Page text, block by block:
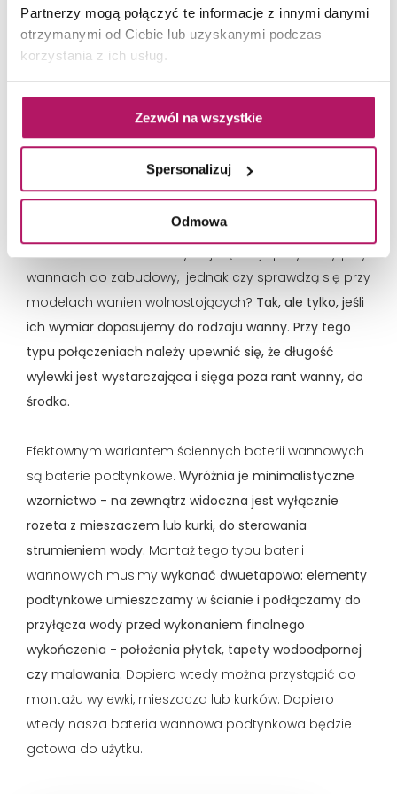
Partnerzy mogą połączyć te informacje z innymi danymi
otrzymanymi od Ciebie lub uzyskanymi podczas
korzystania z ich usług.
Zezwól na wszystkie
Spersonalizuj
Odmowa
Sposób montażu baterii na rancie wanny pozwala oszczędzić cenne miejsce w
niewielkich wnętrzach. Fot. Synage
Baterie montowane na ścianie
Baterie ścienne do wanny najczęściej spotykamy przy
wannach do zabudowy, jednak czy sprawdzą się przy
modelach wanien wolnostojących? Tak, ale tylko, jeśli
ich wymiar dopasujemy do rodzaju wanny. Przy tego
typu połączeniach należy upewnić się, że długość
wylewki jest wystarczająca i sięga poza rant wanny, do
środka.
Efektownym wariantem ściennych baterii wannowych
są baterie podtynkowe. Wyróżnia je minimalistyczne
wzornictwo - na zewnątrz widoczna jest wyłącznie
rozeta z mieszaczem lub kurki, do sterowania
strumieniem wody. Montaż tego typu baterii
wannowych musimy wykonać dwuetapowo: elementy
podtynkowe umieszczamy w ścianie i podłączamy do
przyłącza wody przed wykonaniem finalnego
wykończenia - położenia płytek, tapety wodoodpornej
czy malowania. Dopiero wtedy można przystąpić do
montażu wylewki, mieszacza lub kurków. Dopiero
wtedy nasza bateria wannowa podtynkowa będzie
gotowa do użytku.